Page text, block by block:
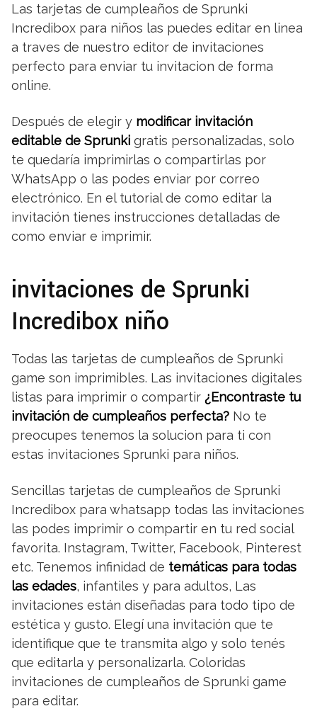
Las tarjetas de cumpleaños de Sprunki
Incredibox para niños las puedes editar en linea
a traves de nuestro editor de invitaciones
perfecto para enviar tu invitacion de forma
online.
Después de elegir y modificar invitación
editable de Sprunki gratis personalizadas, solo
te quedaría imprimirlas o compartirlas por
WhatsApp o las podes enviar por correo
electrónico. En el tutorial de como editar la
invitación tienes instrucciones detalladas de
como enviar e imprimir.
invitaciones de Sprunki
Incredibox niño
Todas las tarjetas de cumpleaños de Sprunki
game son imprimibles. Las invitaciones digitales
listas para imprimir o compartir ¿Encontraste tu
invitación de cumpleaños perfecta? No te
preocupes tenemos la solucion para ti con
estas invitaciones Sprunki para niños.
Sencillas tarjetas de cumpleaños de Sprunki
Incredibox para whatsapp todas las invitaciones
las podes imprimir o compartir en tu red social
favorita. Instagram, Twitter, Facebook, Pinterest
etc. Tenemos infinidad de temáticas para todas
las edades, infantiles y para adultos, Las
invitaciones están diseñadas para todo tipo de
estética y gusto. Elegí una invitación que te
identifique que te transmita algo y solo tenés
que editarla y personalizarla. Coloridas
invitaciones de cumpleaños de Sprunki game
para editar.